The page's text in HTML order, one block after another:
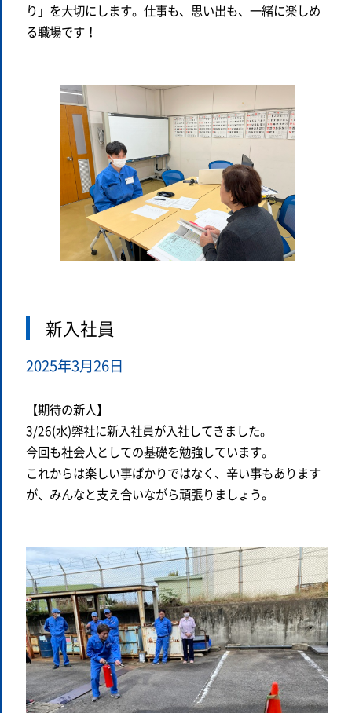
り」を大切にします。仕事も、思い出も、一緒に楽しめ
る職場です！
新入社員
2025年3月26日
【期待の新人】
3/26(水)弊社に新入社員が入社してきました。
今回も社会人としての基礎を勉強しています。
これからは楽しい事ばかりではなく、辛い事もあります
が、みんなと支え合いながら頑張りましょう。